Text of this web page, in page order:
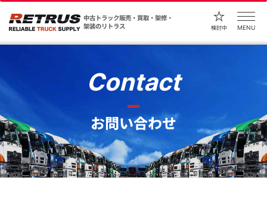
中古トラック販売・買取・架修・
架装のリトラス
検討中 MENU
Contact
お問い合わせ